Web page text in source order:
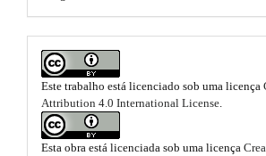
a
.
o
o
Este trabalho está licenciado sob uma licença
Attribution 4.0 International License
Esta obra está licenciada sob uma licença